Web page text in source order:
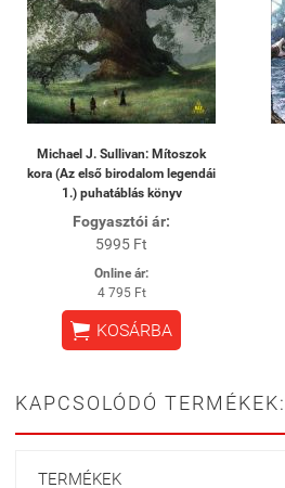
Michael J. Sullivan: Mítoszok
kora (Az első birodalom legendái
1.) puhatáblás könyv
Fogyasztói ár:
5995 Ft
Online ár:
4 795 Ft
 KOSÁRBA
KAPCSOLÓDÓ TERMÉKEK:
TERMÉKEK